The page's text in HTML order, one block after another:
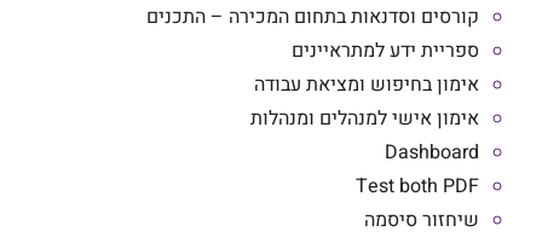
קורסים וסדנאות בתחום המכירה – התכנים
ספריית ידע למתראיינים
אימון בחיפוש ומציאת עבודה
אימון אישי למנהלים ומנהלות
Dashboard
Test both PDF
שיחזור סיסמה